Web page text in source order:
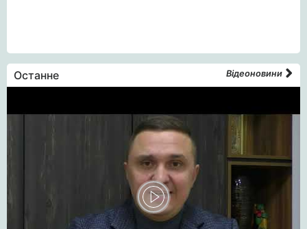
Останне Відеоновини